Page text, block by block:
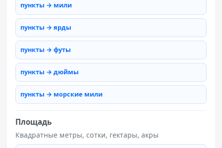
пункты → мили
пункты → ярды
пункты → футы
пункты → дюймы
пункты → морские мили
Площадь
Квадратные метры, сотки, гектары, акры